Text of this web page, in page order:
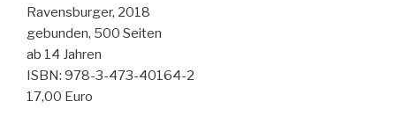
Ravensburger, 2018
gebunden, 500 Seiten
ab 14 Jahren
ISBN: 978-3-473-40164-2
17,00 Euro